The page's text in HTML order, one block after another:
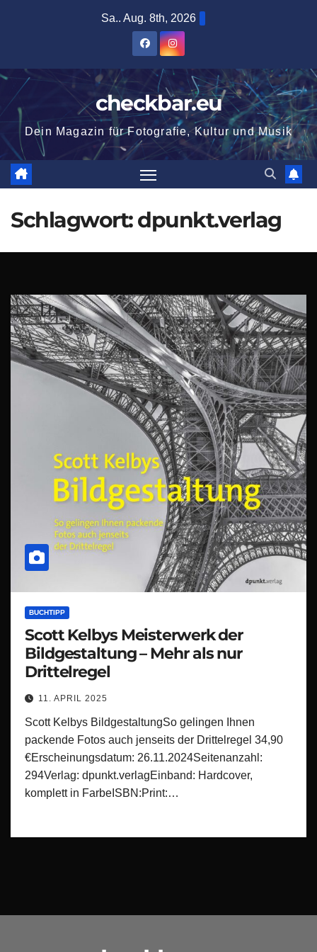
Sa.. Aug. 8th, 2026
checkbar.eu
Dein Magazin für Fotografie, Kultur und Musik
Schlagwort:dpunkt.verlag
BUCHTIPP
Scott Kelbys Meisterwerk der
Bildgestaltung – Mehr als nur
Drittelregel
11. APRIL 2025
Scott Kelbys BildgestaltungSo gelingen Ihnen
packende Fotos auch jenseits der Drittelregel 34,90
€Erscheinungsdatum: 26.11.2024Seitenanzahl:
294Verlag: dpunkt.verlagEinband: Hardcover,
komplett in FarbeISBN:Print:…